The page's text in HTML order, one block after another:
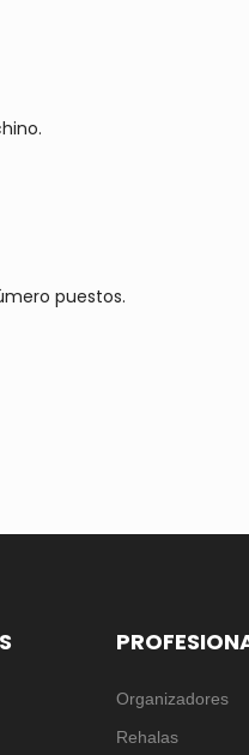
puestos.
Organizadores
Rehalas